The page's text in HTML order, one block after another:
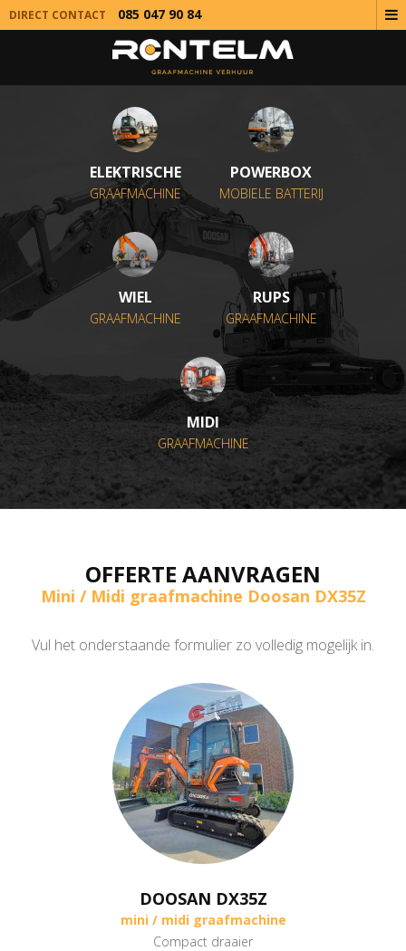
DIRECT CONTACT 085 047 90 84
ELEKTRISCHE
GRAAFMACHINE
POWERBOX
MOBIELE BATTERIJ
WIEL
GRAAFMACHINE
RUPS
GRAAFMACHINE
MIDI
GRAAFMACHINE
OFFERTE AANVRAGEN
Mini / Midi graafmachine Doosan DX35Z
Vul het onderstaande formulier zo volledig mogelijk in.
DOOSAN DX35Z
mini / midi graafmachine
Compact draaier